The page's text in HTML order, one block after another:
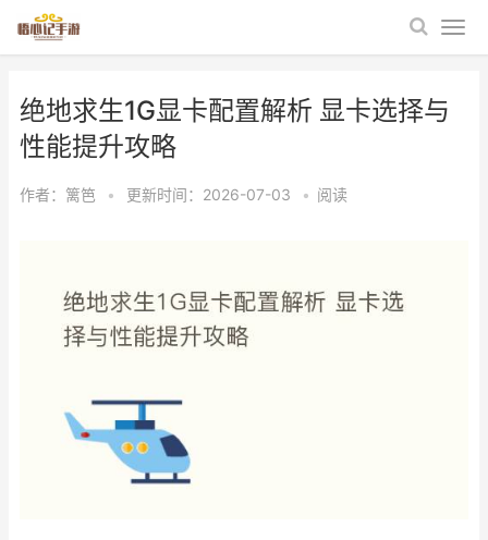
绝地求生1G显卡配置解析 显卡选择与
性能提升攻略
作者： 篱笆 • 更新时间：2026-07-03 • 阅读